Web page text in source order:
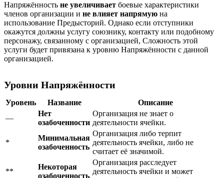
Напряжённость не увеличивает боевые характеристики
членов организации и не влияет напрямую на
использование Предысторий. Однако если отступники
окажутся должны услугу союзнику, контакту или подобному
персонажу, связанному с организацией, Сложность этой
услуги будет привязана к уровню Напряжённости с данной
организацией.
Уровни Напряжённости
Уровень Название
Описание
—
Нет
озабоченности
Организация не знает о
деятельности ячейки.
*
Минимальная
озабоченность
Организация либо терпит
деятельность ячейки, либо не
считает её значимой.
**
Некоторая
озабоченность
Организация расследует
деятельность ячейки и может